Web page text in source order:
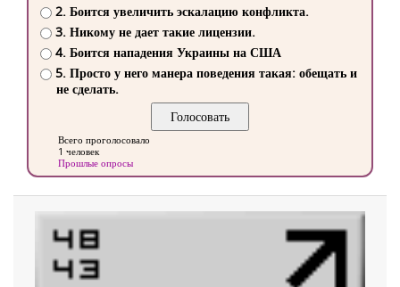
2. Боится увеличить эскалацию конфликта.
3. Никому не дает такие лицензии.
4. Боится нападения Украины на США
5. Просто у него манера поведения такая: обещать и
не сделать.
Всего проголосовало
1 человек
Прошлые опросы